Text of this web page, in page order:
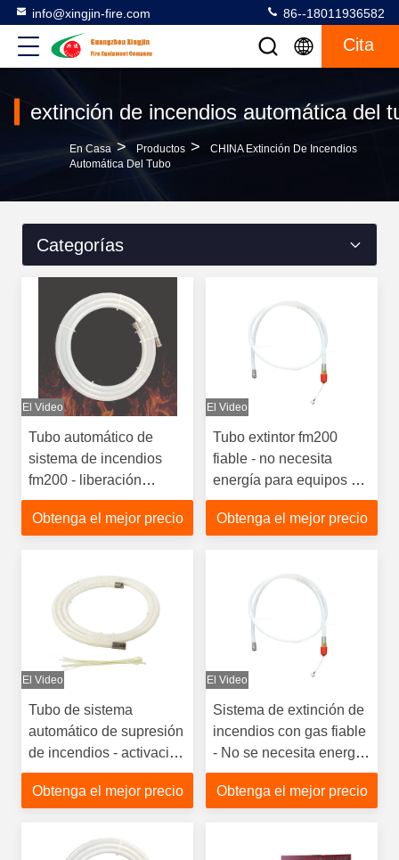
info@xingjin-fire.com 86--18011936582
Cita
extinción de incendios automática del
En Casa > Productos >
CHINA Extinción De Incendios
Automática Del Tubo
Categorías
El Video
Tubo automático de
sistema de incendios
fm200 - liberación
directa para protección
contra incendios de
Obtenga el mejor precio
El Video
Tubo extintor fm200
fiable - no necesita
energía para equipos de
seguridad industrial
Obtenga el mejor precio
El Video
Tubo de sistema
automático de supresión
de incendios - activación
mecánica para salas de
almacenamiento de
Obtenga el mejor precio
El Video
Sistema de extinción de
incendios con gas fiable
- No se necesita energía
para la seguridad del
vehículo
Obtenga el mejor precio